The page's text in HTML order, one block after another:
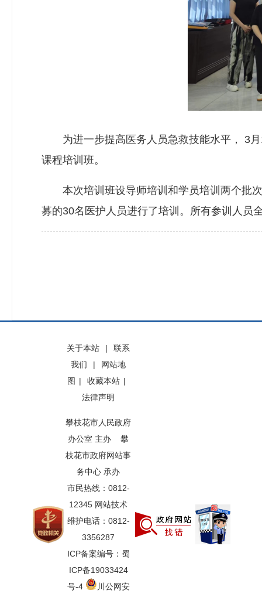
为进一步提高医务人员急救技能水平， 3月
课程培训班。
本次培训班设导师培训和学员培训两个批次
募的30名医护人员进行了培训。所有参训人员
关于本站 |
联系
我们
|
网站地
图 | 收藏本站 |
法律声明
攀枝花市人民政府
办公室 主办 攀
枝花市政府网站事
务中心 承办
市民热线：0812-
12345 网站技术
维护电话：0812-
3356287
ICP备案编号：蜀
ICP备19033424
号-4
川公网安